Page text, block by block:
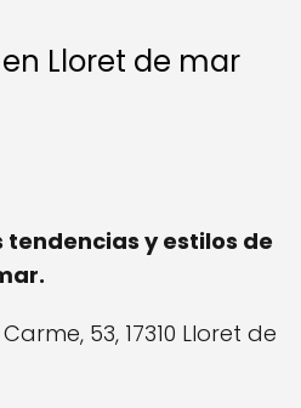
Lloret de mar
y estilos de
53, 17310 Lloret de